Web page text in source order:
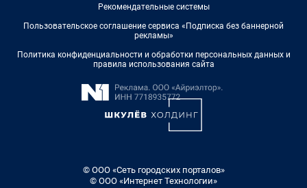
Рекомендательные системы
Пользовательское соглашение сервиса «Подписка без баннерной
рекламы»
Политика конфиденциальности и обработки персональных данных и
правила использования сайта
© ООО «Сеть городских порталов»
© ООО «Интернет Технологии»